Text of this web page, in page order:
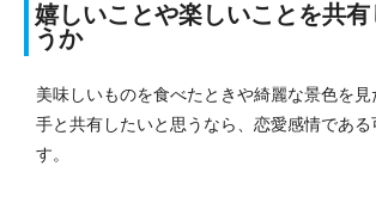
嬉しいことや楽しいことを共
うか
美味しいものを食べたときや綺麗な景色を
手と共有したいと思うなら、恋愛感情であ
す。